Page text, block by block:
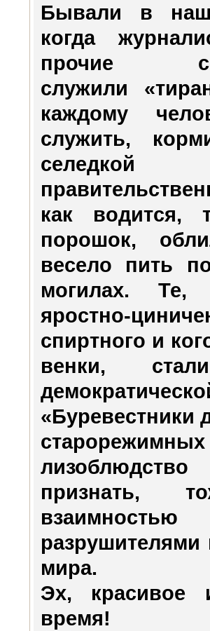
Бывали в
когда
прочие
служили
каждому
служить,
как водится,
порошок,
весело пить
могилах.
яростно-
спиртного и
венки,
«Буревестники
признать,
мира.
Эх, красивое
время!